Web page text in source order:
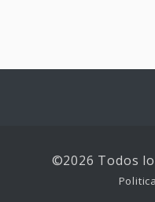
©2026 Todos